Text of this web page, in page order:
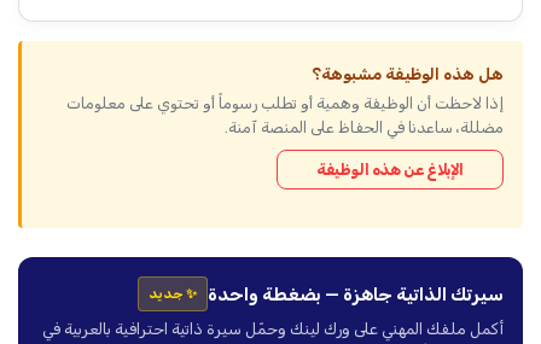
هل هذه الوظيفة مشبوهة؟
إذا لاحظت أن الوظيفة وهمية أو تطلب رسوماً أو تحتوي على معلومات
مضللة، ساعدنا في الحفاظ على المنصة آمنة.
الإبلاغ عن هذه الوظيفة
سيرتك الذاتية جاهزة — بضغطة واحدة ✨ جديد
أكمل ملفك المهني على ورك لينك وحمّل سيرة ذاتية احترافية بالعربية في